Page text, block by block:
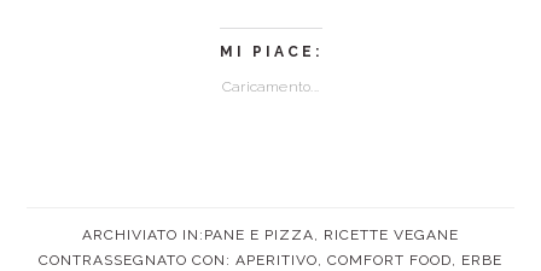
qui
per
condividere
Twitter
per
condividere
su
(Si
MI PIACE:
Caricamento...
ARCHIVIATO IN: PANE E PIZZA, RICETTE VEGANE
CONTRASSEGNATO CON: APERITIVO, COMFORT FOOD, ERBE